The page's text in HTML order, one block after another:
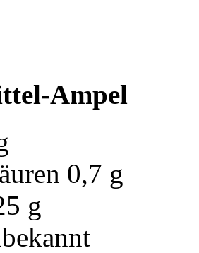
Ampel
0,7 g
g